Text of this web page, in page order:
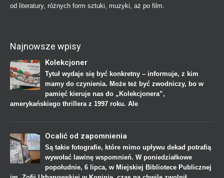
od literatury, różnych form sztuki, muzyki, aż po film.
Najnowsze wpisy
Kolekcjoner
Tytuł wydaje się być konkretny – informuje, z kim
mamy do czynienia. Może też być zwodniczy, bo w
pamięć kieruje nas do „Kolekcjonera”,
amerykańskiego thrillera z 1997 roku. Ale
Ocalić od zapomnienia
Są takie fotografie, które mimo upływu dekad potrafią
wywołać lawinę wspomnień. W poniedziałkowe
popołudnie, 6 lipca, w Miejskiej Bibliotece Publicznej